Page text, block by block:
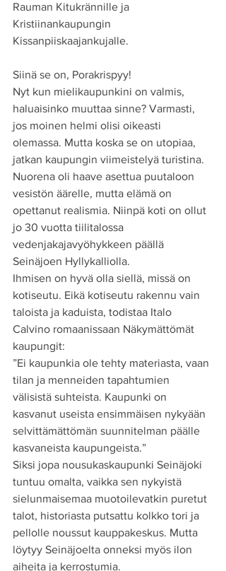
Rauman Kitukrännille ja
Kristiinankaupungin
Kissanpiiskaajankujalle.
Siinä se on, Porakrispyy!
Nyt kun mielikaupunkini on valmis,
haluaisinko muuttaa sinne? Varmasti,
jos moinen helmi olisi oikeasti
olemassa. Mutta koska se on utopiaa,
jatkan kaupungin viimeistelyä turistina.
Nuorena oli haave asettua puutaloon
vesistön äärelle, mutta elämä on
opettanut realismia. Niinpä koti on ollut
jo 30 vuotta tiilitalossa
vedenjakajavyöhykkeen päällä
Seinäjoen Hyllykalliolla.
Ihmisen on hyvä olla siellä, missä on
kotiseutu. Eikä kotiseutu rakennu vain
taloista ja kaduista, todistaa Italo
Calvino romaanissaan Näkymättömät
kaupungit:
”Ei kaupunkia ole tehty materiasta, vaan
tilan ja menneiden tapahtumien
välisistä suhteista. Kaupunki on
kasvanut useista ensimmäisen nykyään
selvittämättömän suunnitelman päälle
kasvaneista kaupungeista.”
Siksi jopa nousukaskaupunki Seinäjoki
tuntuu omalta, vaikka sen nykyistä
sielunmaisemaa muotoilevatkin puretut
talot, historiasta putsattu kolkko tori ja
pellolle noussut kauppakeskus. Mutta
löytyy Seinäjoelta onneksi myös ilon
aiheita ja kerrostumia.